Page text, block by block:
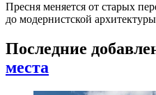
Пресня меняется от старых
до модернистской
Последние
места